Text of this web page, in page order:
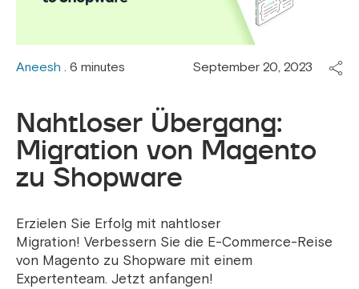
Aneesh . 6 minutes September 20, 2023
Nahtloser Übergang:
Migration von Magento
zu Shopware
Erzielen Sie Erfolg mit nahtloser
Migration! Verbessern Sie die E-Commerce-Reise
von Magento zu Shopware mit einem
Expertenteam. Jetzt anfangen!